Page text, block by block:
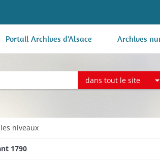
Portail Archives d'Alsace Archives
dans tout le site
niveaux
1790